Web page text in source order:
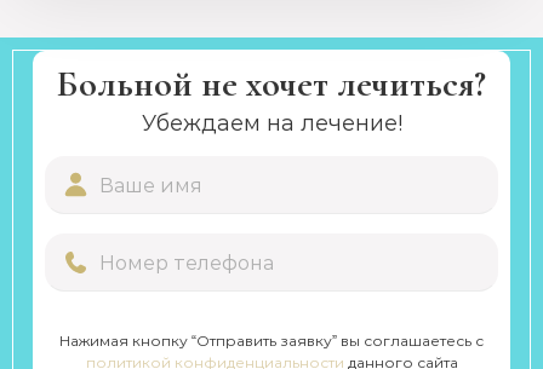
Больной не хочет лечиться?
Убеждаем на лечение!
Нажимая кнопку “Отправить заявку” вы соглашаетесь с
политикой конфиденциальности данного сайта